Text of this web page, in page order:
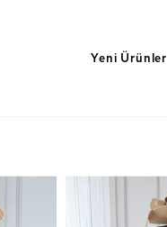
Yeni Ürünler